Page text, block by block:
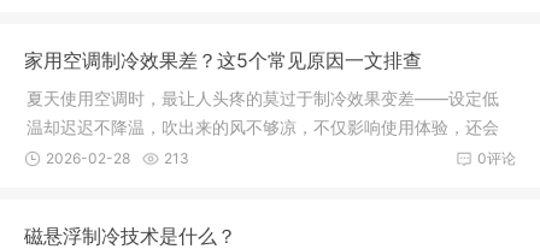
家用空调制冷效果差？这5个常见原因一文排查
夏天使用空调时，最让人头疼的莫过于制冷效果变差——设定低
温却迟迟不降温，吹出来的风不够凉，不仅影响使用体验，还会
增加耗电
0评论
2026-02-28 213
磁悬浮制冷技术是什么？